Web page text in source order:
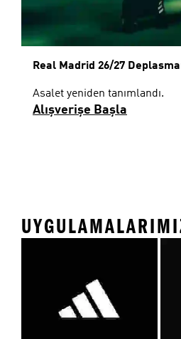
Real Madrid 26/27
Asalet yeniden tanımlandı.
Alışverişe Başla